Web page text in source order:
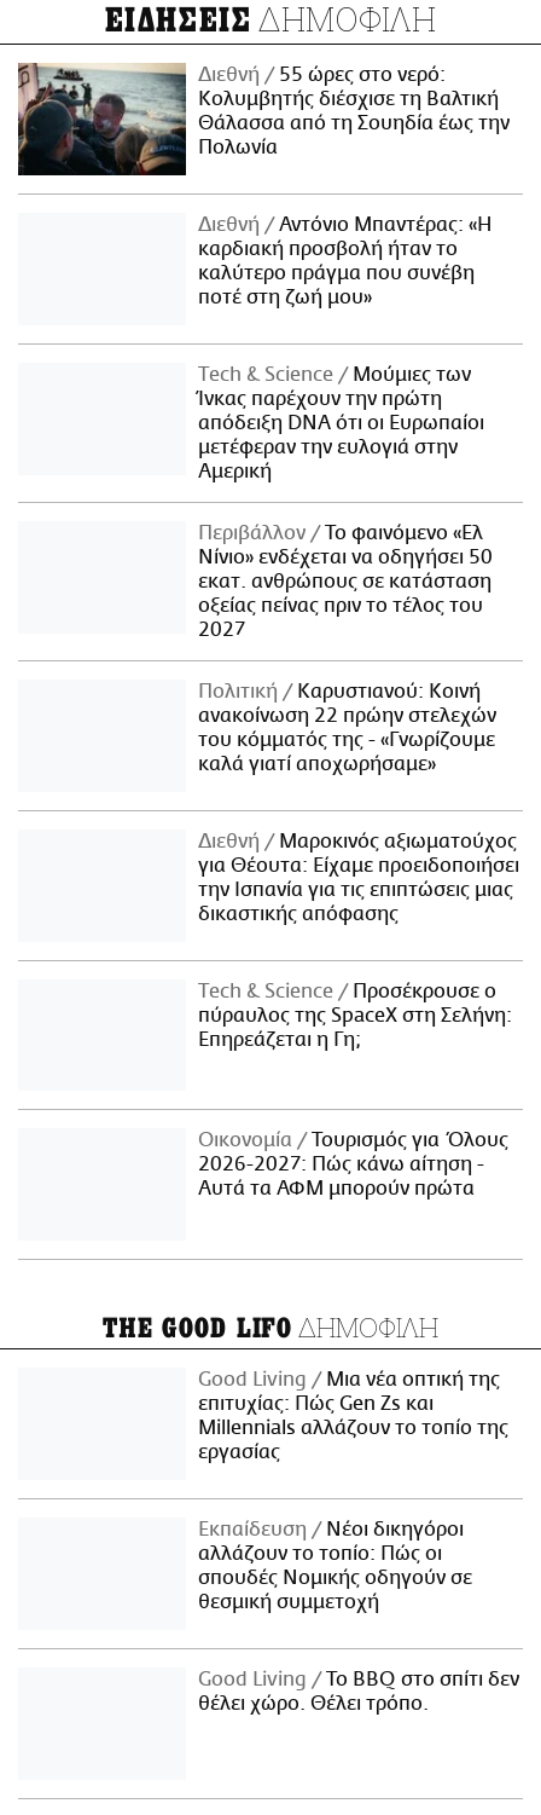
ΕΙΔΗΣΕΙΣ ΔΗΜΟΦΙΛΗ
Διεθνή
55 ώρες στο νερό:
Κολυμβητής διέσχισε τη Βαλτική
Θάλασσα από τη Σουηδία έως την
Πολωνία
Διεθνή
Αντόνιο Μπαντέρας: «Η
καρδιακή προσβολή ήταν το
καλύτερο πράγμα που συνέβη
ποτέ στη ζωή μου»
Τech & Science
Μούμιες των
Ίνκας παρέχουν την πρώτη
απόδειξη DNA ότι οι Ευρωπαίοι
μετέφεραν την ευλογιά στην
Αμερική
Περιβάλλον
Το φαινόμενο «Ελ
Νίνιο» ενδέχεται να οδηγήσει 50
εκατ. ανθρώπους σε κατάσταση
οξείας πείνας πριν το τέλος του
2027
Πολιτική
Καρυστιανού: Κοινή
ανακοίνωση 22 πρώην στελεχών
του κόμματός της - «Γνωρίζουμε
καλά γιατί αποχωρήσαμε»
Διεθνή
Μαροκινός αξιωματούχος
για Θέουτα: Είχαμε προειδοποιήσει
την Ισπανία για τις επιπτώσεις μιας
δικαστικής απόφασης
Τech & Science
Προσέκρουσε ο
πύραυλος της SpaceX στη Σελήνη:
Επηρεάζεται η Γη;
Οικονομία
Τουρισμός για Όλους
2026-2027: Πώς κάνω αίτηση -
Αυτά τα ΑΦΜ μπορούν πρώτα
THE GOOD LIFO ΔΗΜΟΦΙΛΗ
Good Living
Μια νέα οπτική της
επιτυχίας: Πώς Gen Zs και
Millennials αλλάζουν το τοπίο της
εργασίας
Εκπαίδευση
Νέοι δικηγόροι
αλλάζουν το τοπίο: Πώς οι
σπουδές Νομικής οδηγούν σε
θεσμική συμμετοχή
Good Living
Το BBQ στο σπίτι δεν
θέλει χώρο. Θέλει τρόπο.